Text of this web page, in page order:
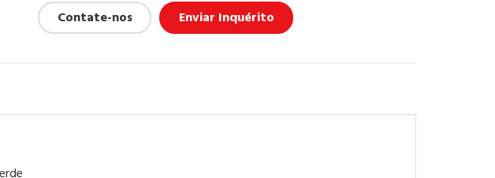
Contate-nos Enviar Inquérito